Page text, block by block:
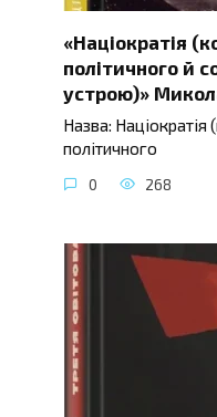
«Націократія
політичного й
устрою)»
Назва:
політичного
0 268